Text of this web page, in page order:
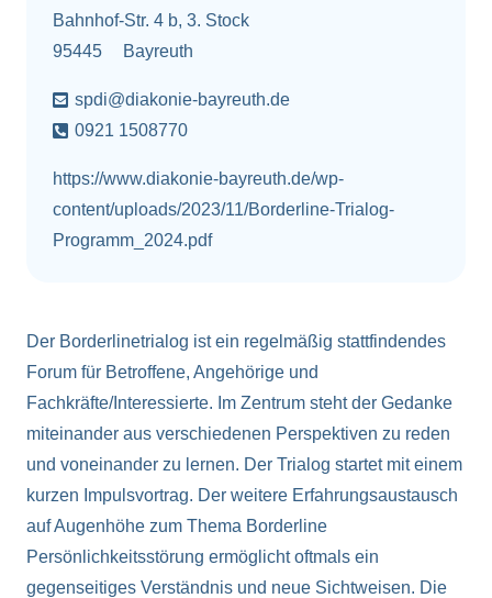
Bahnhof-Str. 4 b, 3. Stock
95445
Bayreuth
spdi@diakonie-bayreuth.de
0921 1508770
https://www.diakonie-bayreuth.de/wp-
content/uploads/2023/11/Borderline-Trialog-
Programm_2024.pdf
Der Borderlinetrialog ist ein regelmäßig stattfindendes
Forum für Betroffene, Angehörige und
Fachkräfte/Interessierte. Im Zentrum steht der Gedanke
miteinander aus verschiedenen Perspektiven zu reden
und voneinander zu lernen. Der Trialog startet mit einem
kurzen Impulsvortrag. Der weitere Erfahrungsaustausch
auf Augenhöhe zum Thema Borderline
Persönlichkeitsstörung ermöglicht oftmals ein
gegenseitiges Verständnis und neue Sichtweisen. Die